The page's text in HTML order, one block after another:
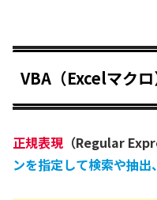
VBA（Excelマク
正規表現 （Regular
ンを指定して検索や抽